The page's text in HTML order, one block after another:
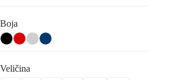
Boja
Veličina